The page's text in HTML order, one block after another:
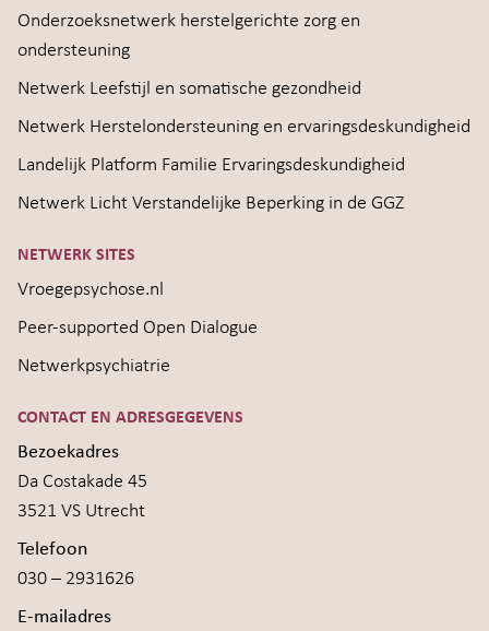
Onderzoeksnetwerk herstelgerichte zorg en
ondersteuning
Netwerk Leefstijl en somatische gezondheid
Netwerk Herstelondersteuning en ervaringsdeskundigheid
Landelijk Platform Familie Ervaringsdeskundigheid
Netwerk Licht Verstandelijke Beperking in de GGZ
NETWERK SITES
Vroegepsychose.nl
Peer-supported Open Dialogue
Netwerkpsychiatrie
CONTACT EN ADRESGEGEVENS
Bezoekadres
Da Costakade 45
3521 VS Utrecht
Telefoon
030 – 2931626
E-mailadres